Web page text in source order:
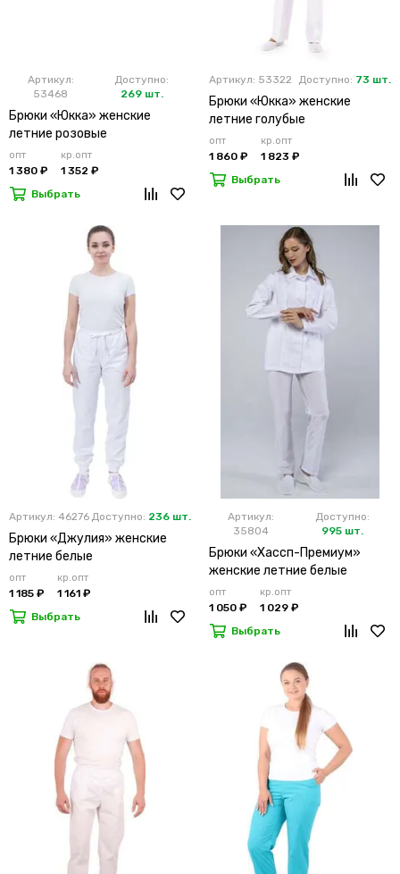
Артикул:
53468
Доступно:
269 шт.
Брюки «Юкка» женские
летние розовые
опт
1 380 ₽
кр.опт
1 352 ₽
Выбрать
Артикул: 53322 Доступно: 73 шт.
Брюки «Юкка» женские
летние голубые
опт
1 860 ₽
кр.опт
1 823 ₽
Выбрать
Артикул: 46276 Доступно: 236 шт.
Брюки «Джулия» женские
летние белые
опт
1 185 ₽
кр.опт
1 161 ₽
Выбрать
Артикул:
35804
Доступно:
995 шт.
Брюки «Хассп-Премиум»
женские летние белые
опт
1 050 ₽
кр.опт
1 029 ₽
Выбрать